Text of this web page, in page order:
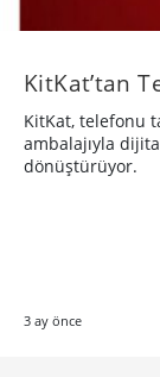
KitKat’tan
KitKat, telefonu
ambalajıyla
dönüştürüyor.
3 ay önce